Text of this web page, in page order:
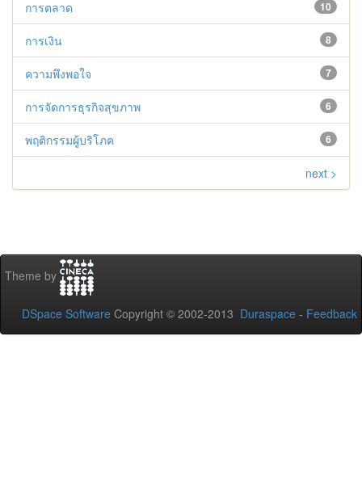
10
การตลาด
8
การเงิน
7
ความพึงพอใจ
6
การจัดการธุรกิจสุขภาพ
6
พฤติกรรมผู้บริโภค
next >
Theme by
DSpace Software Copyright © 2002-2013 Duraspace - Feedback